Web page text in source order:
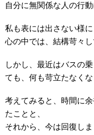
自分に無関係な人の行
私も表には出さない様に
心の中では、結構苛々
しかし、最近はバスの
ても、何も苛立たなくな
考えてみると、時間に
たことと、
それから、今は回復し